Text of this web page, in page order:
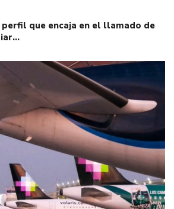
que encaja en el llamado de